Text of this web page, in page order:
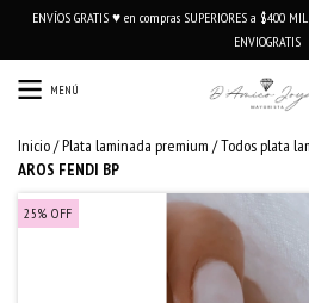
ENVÍOS GRATIS ♥ en compras SUPERIORES a $400
ENVIOGRATIS
MENÚ
Inicio/Plata laminada premium /Todos plata
AROS FENDI BP
25% OFF